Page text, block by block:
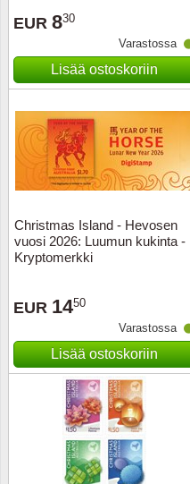
EUR 830
Varastossa
Lisää ostoskoriin
Christmas Island - Hevosen
vuosi 2026: Luumun kukinta -
Kryptomerkki
EUR 1450
Varastossa
Lisää ostoskoriin